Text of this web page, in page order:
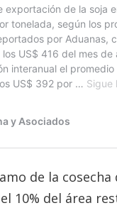
de la cosecha
10% del área